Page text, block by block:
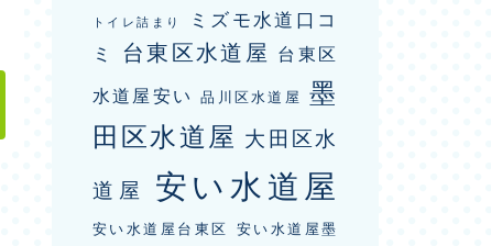
トイレ詰まり
ミズモ水道口コ
ミ
台東区水道屋 台東区
水道屋安い
品川区水道屋
墨
田区水道屋 大田区水
道屋
安い水道屋
安い水道屋台東区
安い水道屋墨